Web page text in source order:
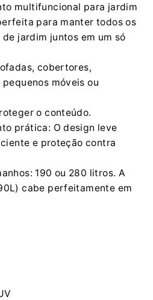
817 70 03
43-378 Rybarzowice
817 70 03
multifuncional para jardim
para manter todos os
jardim juntos em um só
cobertores,
móveis ou
o conteúdo.
prática: O design leve
e proteção contra
190 ou 280 litros. A
cabe perfeitamente em